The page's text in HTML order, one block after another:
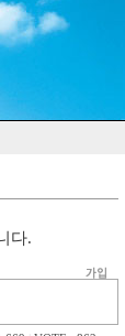
다.